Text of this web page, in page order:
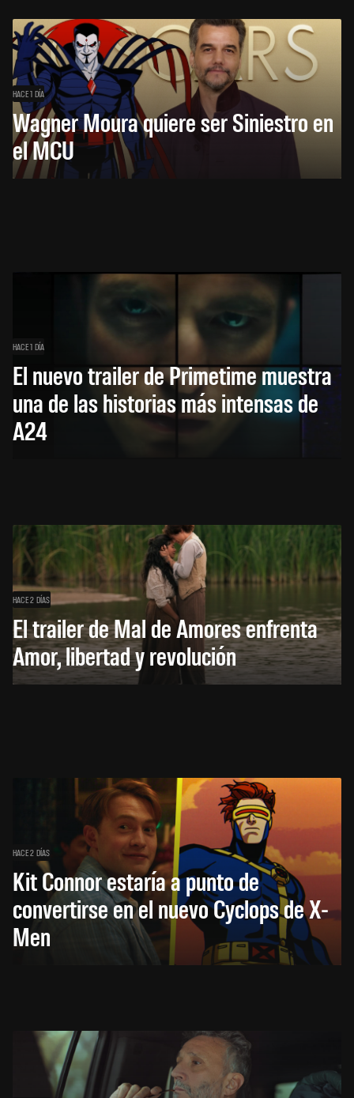
HACE 1 DÍA
Wagner Moura quiere ser Siniestro en
el MCU
HACE 1 DÍA
El nuevo trailer de Primetime muestra
una de las historias más intensas de
A24
HACE 2 DÍAS
El trailer de Mal de Amores enfrenta
Amor, libertad y revolución
HACE 2 DÍAS
Kit Connor estaría a punto de
convertirse en el nuevo Cyclops de X-
Men